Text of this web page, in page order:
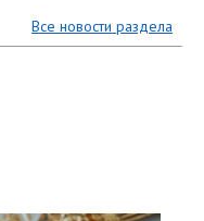
Все новости раздела